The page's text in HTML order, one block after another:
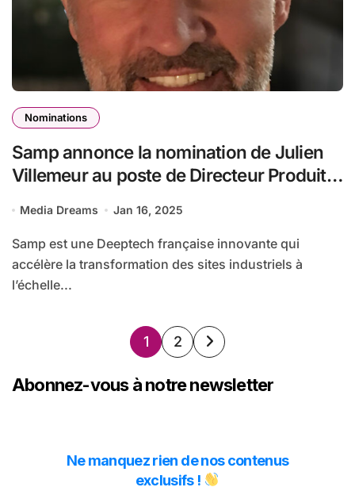
Nominations
Samp annonce la nomination de Julien
Villemeur au poste de Directeur Produit
Shared Reality auprès des industriels,
solution de Jumeau Numérique alimenté
par l’IA
Media Dreams Jan 16, 2025
Samp est une Deeptech française innovante qui
accélère la transformation des sites industriels à
l’échelle...
Pagination
publications
1 2
Abonnez-vous à notre newsletter
Ne manquez rien de nos contenus
exclusifs !